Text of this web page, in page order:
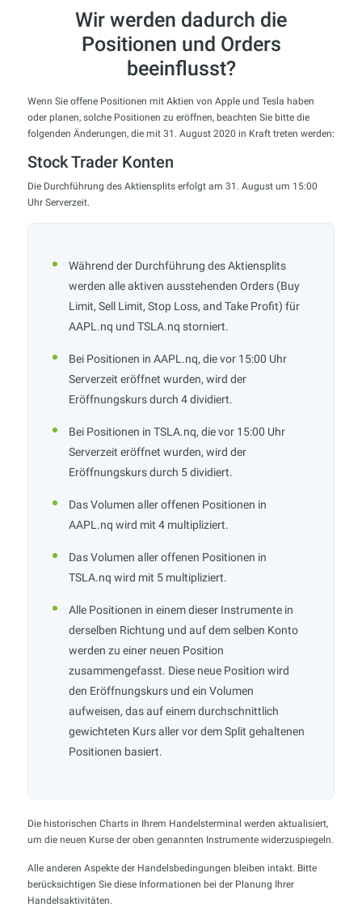
Wir werden dadurch die
Positionen und Orders
beeinflusst?
Wenn Sie offene Positionen mit Aktien von Apple und Tesla haben
oder planen, solche Positionen zu eröffnen, beachten Sie bitte die
folgenden Änderungen, die mit 31. August 2020 in Kraft treten werden:
Stock Trader Konten
Die Durchführung des Aktiensplits erfolgt am 31. August um 15:00
Uhr Serverzeit.
Während der Durchführung des Aktiensplits
werden alle aktiven ausstehenden Orders (Buy
Limit, Sell Limit, Stop Loss, and Take Profit) für
AAPL.nq und TSLA.nq storniert.
Bei Positionen in AAPL.nq, die vor 15:00 Uhr
Serverzeit eröffnet wurden, wird der
Eröffnungskurs durch 4 dividiert.
Bei Positionen in TSLA.nq, die vor 15:00 Uhr
Serverzeit eröffnet wurden, wird der
Eröffnungskurs durch 5 dividiert.
Das Volumen aller offenen Positionen in
AAPL.nq wird mit 4 multipliziert.
Das Volumen aller offenen Positionen in
TSLA.nq wird mit 5 multipliziert.
Alle Positionen in einem dieser Instrumente in
derselben Richtung und auf dem selben Konto
werden zu einer neuen Position
zusammengefasst. Diese neue Position wird
den Eröffnungskurs und ein Volumen
aufweisen, das auf einem durchschnittlich
gewichteten Kurs aller vor dem Split gehaltenen
Positionen basiert.
Die historischen Charts in Ihrem Handelsterminal werden aktualisiert,
um die neuen Kurse der oben genannten Instrumente widerzuspiegeln.
Alle anderen Aspekte der Handelsbedingungen bleiben intakt. Bitte
berücksichtigen Sie diese Informationen bei der Planung Ihrer
Handelsaktivitäten.